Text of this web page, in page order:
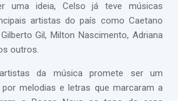
uma ideia, Celso já teve músicas
artistas do país como Caetano
Gil, Milton Nascimento, Adriana
outros.
da música promete ser um
melodias e letras que marcaram a